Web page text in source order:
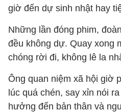
giờ đến dự sinh nhật hay
Những lần đóng phim,
đều không dự. Quay xong
chóng rời đi, không lê la
Ông quan niệm xã hội giờ
lúc quá chén, say xỉn nói
hưởng đến bản thân và